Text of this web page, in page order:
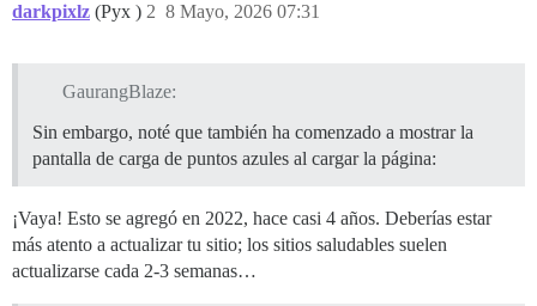
darkpixlz (Pyx ) 8 Mayo, 2026 07:31
2
GaurangBlaze:
Sin embargo, noté que también ha comenzado a mostrar la
pantalla de carga de puntos azules al cargar la página:
¡Vaya! Esto se agregó en 2022, hace casi 4 años. Deberías estar
más atento a actualizar tu sitio; los sitios saludables suelen
actualizarse cada 2-3 semanas…